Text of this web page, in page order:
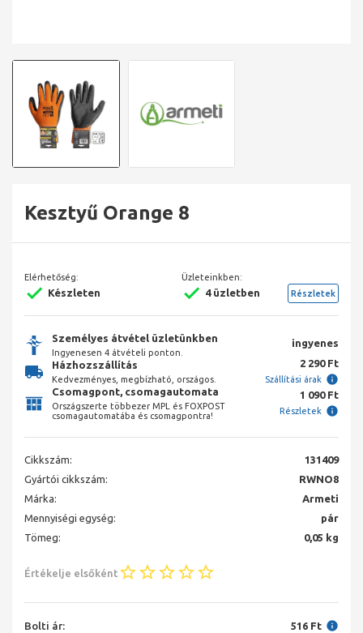
Kesztyű Orange 8
Elérhetőség:
Készleten
Üzleteinkben:
4 üzletben Részletek
Személyes átvétel üzletünkben
Ingyenesen 4 átvételi ponton.
ingyenes
Házhozszállítás
Kedvezményes, megbízható, országos.
2 290 Ft
Szállítási árak
Csomagpont, csomagautomata
Országszerte többezer MPL és FOXPOST
csomagautomatába és csomagpontra!
1 090 Ft
Részletek
Cikkszám:
131409
Gyártói cikkszám:
RWNO8
Márka:
Armeti
Mennyiségi egység:
pár
Tömeg:
0,05 kg
Értékelje elsőként
Bolti ár: 516 Ft